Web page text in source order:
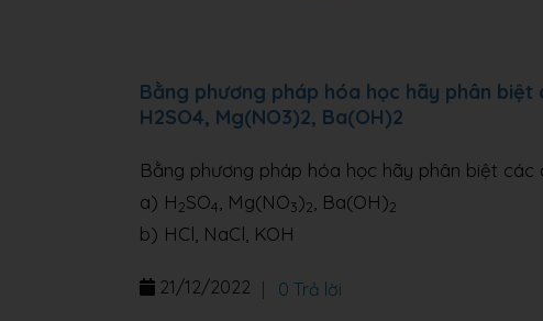
Bằng phương pháp hóa học hãy phân
H2SO4, Mg(NO3)2, Ba(OH)2
Bằng phương pháp hóa học hãy phân biệt
a) H2SO4 , Mg(NO3)2 , Ba(OH)2
b) HCl, NaCl, KOH
21/12/2022 0 Trả lời